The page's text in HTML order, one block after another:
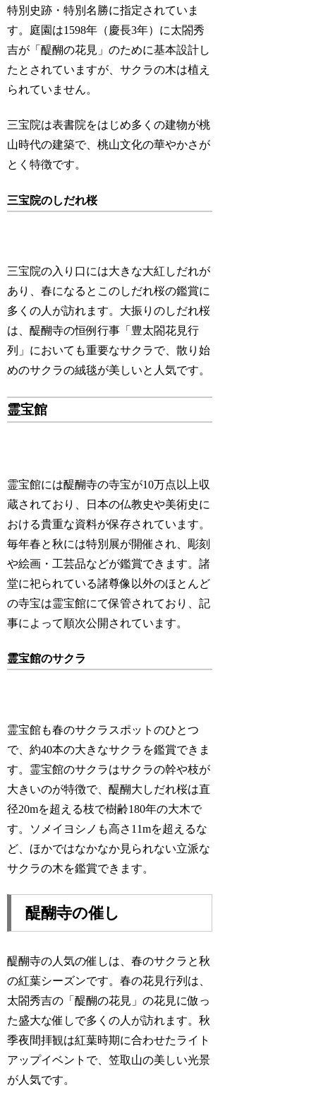
特別史跡・特別名勝に指定されていま
す。庭園は1598年（慶長3年）に太閤秀
吉が「醍醐の花見」のために基本設計し
たとされていますが、サクラの木は植え
られていません。
三宝院は表書院をはじめ多くの建物が桃
山時代の建築で、桃山文化の華やかさが
とく特徴です。
三宝院のしだれ桜
三宝院の入り口には大きな大紅しだれが
あり、春になるとこのしだれ桜の鑑賞に
多くの人が訪れます。大振りのしだれ桜
は、醍醐寺の恒例行事「豊太閤花見行
列」においても重要なサクラで、散り始
めのサクラの絨毯が美しいと人気です。
霊宝館
霊宝館には醍醐寺の寺宝が10万点以上収
蔵されており、日本の仏教史や美術史に
おける貴重な資料が保存されています。
毎年春と秋には特別展が開催され、彫刻
や絵画・工芸品などが鑑賞できます。諸
堂に祀られている諸尊像以外のほとんど
の寺宝は霊宝館にて保管されており、記
事によって順次公開されています。
霊宝館のサクラ
霊宝館も春のサクラスポットのひとつ
で、約40本の大きなサクラを鑑賞できま
す。霊宝館のサクラはサクラの幹や枝が
大きいのが特徴で、醍醐大しだれ桜は直
径20mを超える枝で樹齢180年の大木で
す。ソメイヨシノも高さ11mを超えるな
ど、ほかではなかなか見られない立派な
サクラの木を鑑賞できます。
醍醐寺の催し
醍醐寺の人気の催しは、春のサクラと秋
の紅葉シーズンです。春の花見行列は、
太閤秀吉の「醍醐の花見」の花見に倣っ
た盛大な催しで多くの人が訪れます。秋
季夜間拝観は紅葉時期に合わせたライト
アップイベントで、笠取山の美しい光景
が人気です。